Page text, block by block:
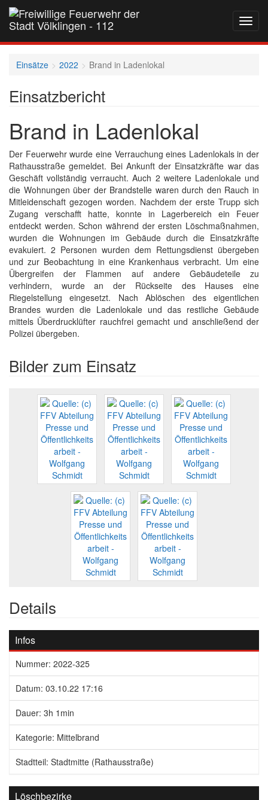
auf-
und
Einsätze 2022 Brand in Ladenlokal
Einsatzbericht
Brand in Ladenlokal
Der Feuerwehr wurde eine Verrauchung eines Ladenlokals in der
Rathausstraße gemeldet. Bei Ankunft der Einsatzkräfte war das
Geschäft vollständig verraucht. Auch 2 weitere Ladenlokale und
die Wohnungen über der Brandstelle waren durch den Rauch in
Mitleidenschaft gezogen worden. Nachdem der erste Trupp sich
Zugang verschafft hatte, konnte in Lagerbereich ein Feuer
entdeckt werden. Schon während der ersten Löschmaßnahmen,
wurden die Wohnungen im Gebäude durch die Einsatzkräfte
evakuiert. 2 Personen wurden dem Rettungsdienst übergeben
und zur Beobachtung in eine Krankenhaus verbracht. Um eine
Übergreifen der Flammen auf andere Gebäudeteile zu
verhindern, wurde an der Rückseite des Hauses eine
Riegelstellung eingesetzt. Nach Ablöschen des eigentlichen
Brandes wurden die Ladenlokale und das restliche Gebäude
mittels Überdrucklüfter rauchfrei gemacht und anschließend der
Polizei übergeben.
Bilder zum Einsatz
Details
Infos
Nummer: 2022-325
Datum: 03.10.22 17:16
Dauer: 3h 1min
Kategorie: Mittelbrand
Stadtteil: Stadtmitte (Rathausstraße)
Löschbezirke